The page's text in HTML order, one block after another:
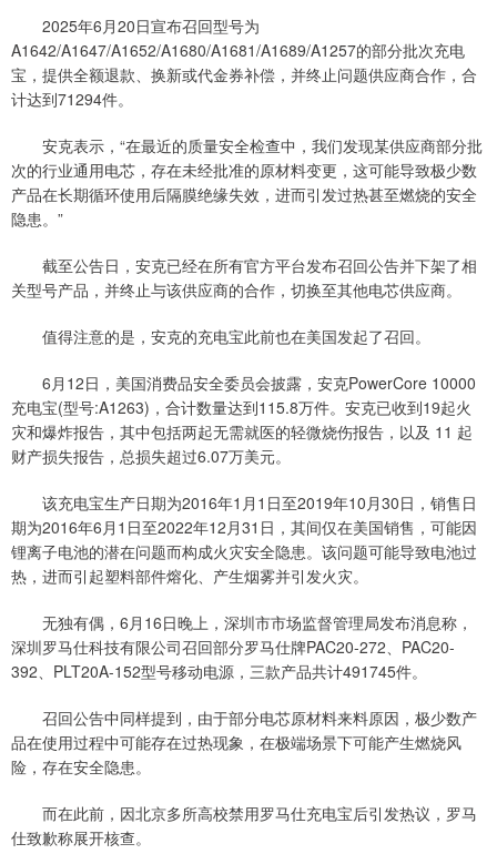
2025年6月20日宣布召回型号为
A1642/A1647/A1652/A1680/A1681/A1689/A1257的部分批次充电
宝，提供全额退款、换新或代金券补偿，并终止问题供应商合作，合
计达到71294件。
安克表示，“在最近的质量安全检查中，我们发现某供应商部分批
次的行业通用电芯，存在未经批准的原材料变更，这可能导致极少数
产品在长期循环使用后隔膜绝缘失效，进而引发过热甚至燃烧的安全
隐患。”
截至公告日，安克已经在所有官方平台发布召回公告并下架了相
关型号产品，并终止与该供应商的合作，切换至其他电芯供应商。
值得注意的是，安克的充电宝此前也在美国发起了召回。
6月12日，美国消费品安全委员会披露，安克PowerCore 10000
充电宝(型号:A1263)，合计数量达到115.8万件。安克已收到19起火
灾和爆炸报告，其中包括两起无需就医的轻微烧伤报告，以及 11 起
财产损失报告，总损失超过6.07万美元。
该充电宝生产日期为2016年1月1日至2019年10月30日，销售日
期为2016年6月1日至2022年12月31日，其间仅在美国销售，可能因
锂离子电池的潜在问题而构成火灾安全隐患。该问题可能导致电池过
热，进而引起塑料部件熔化、产生烟雾并引发火灾。
无独有偶，6月16日晚上，深圳市市场监督管理局发布消息称，
深圳罗马仕科技有限公司召回部分罗马仕牌PAC20-272、PAC20-
392、PLT20A-152型号移动电源，三款产品共计491745件。
召回公告中同样提到，由于部分电芯原材料来料原因，极少数产
品在使用过程中可能存在过热现象，在极端场景下可能产生燃烧风
险，存在安全隐患。
而在此前，因北京多所高校禁用罗马仕充电宝后引发热议，罗马
仕致歉称展开核查。